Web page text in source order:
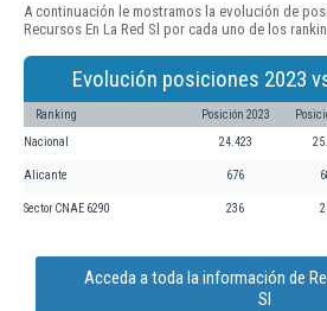
A continuación le mostramos la evolución de
Recursos En La Red Sl por cada uno de los
Evolución posiciones 2023
Ranking Posición 2023
Nacional 24.423
Alicante 676
Sector CNAE 6290 236
Acceda a toda la información de
Sl